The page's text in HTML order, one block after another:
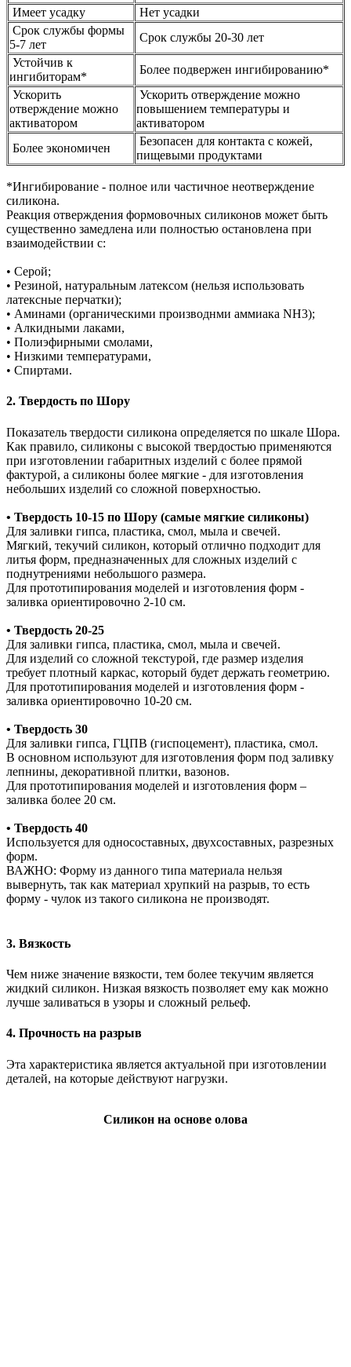
Имеет усадку
Нет усадки
Срок службы формы
5-7 лет
Срок службы 20-30 лет
Устойчив к
ингибиторам*
Более подвержен ингибированию*
Ускорить
отверждение можно
активатором
Ускорить отверждение можно
повышением температуры и
активатором
Более экономичен
Безопасен для контакта с кожей,
пищевыми продуктами
*Ингибирование - полное или частичное неотверждение
силикона.
Реакция отверждения формовочных силиконов может быть
существенно замедлена или полностью остановлена при
взаимодействии с:
• Серой;
• Резиной, натуральным латексом (нельзя использовать
латексные перчатки);
• Аминами (органическими производнми аммиака NH3);
• Алкидными лаками,
• Полиэфирными смолами,
• Низкими температурами,
• Спиртами.
2. Твердость по Шору
Показатель твердости силикона определяется по шкале Шора.
Как правило, силиконы с высокой твердостью применяются
при изготовлении габаритных изделий с более прямой
фактурой, а силиконы более мягкие - для изготовления
небольших изделий со сложной поверхностью.
• Твердость 10-15 по Шору (самые мягкие силиконы)
Для заливки гипса, пластика, смол, мыла и свечей.
Мягкий, текучий силикон, который отлично подходит для
литья форм, предназначенных для сложных изделий с
поднутрениями небольшого размера.
Для прототипирования моделей и изготовления форм -
заливка ориентировочно 2-10 см.
• Твердость 20-25
Для заливки гипса, пластика, смол, мыла и свечей.
Для изделий со сложной текстурой, где размер изделия
требует плотный каркас, который будет держать геометрию.
Для прототипирования моделей и изготовления форм -
заливка ориентировочно 10-20 см.
• Твердость 30
Для заливки гипса, ГЦПВ (гиспоцемент), пластика, смол.
В основном используют для изготовления форм под заливку
лепнины, декоративной плитки, вазонов.
Для прототипирования моделей и изготовления форм –
заливка более 20 см.
• Твердость 40
Используется для односоставных, двухсоставных, разрезных
форм.
ВАЖНО: Форму из данного типа материала нельзя
вывернуть, так как материал хрупкий на разрыв, то есть
форму - чулок из такого силикона не производят.
3. Вязкость
Чем ниже значение вязкости, тем более текучим является
жидкий силикон. Низкая вязкость позволяет ему как можно
лучше заливаться в узоры и сложный рельеф.
4. Прочность на разрыв
Эта характеристика является актуальной при изготовлении
деталей, на которые действуют нагрузки.
Силикон на основе олова